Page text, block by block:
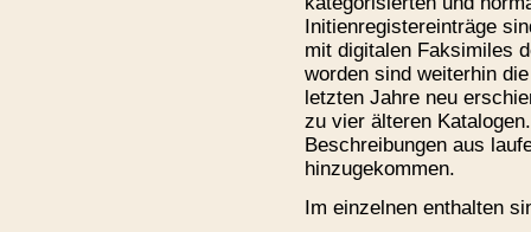
Initienregistereinträge
mit digitalen Faksimiles
worden sind weiterhin
letzten Jahre neu
zu vier älteren
Beschreibungen aus
hinzugekommen.
Im einzelnen enthalten